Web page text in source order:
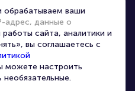
Все площадки
обрабатываем ваши
адрес, данные о
работы сайта, аналитики и
вы соглашаетесь с
можете настроить
необязательные.